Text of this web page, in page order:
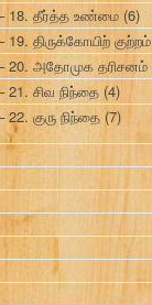
18. தீர்த்த உண்மை (6)
திருக்கோயிற் குற்றம்
20. அதோமுக தரிசனம்
சிவ நிந்தை (4)
குரு நிந்தை (7)